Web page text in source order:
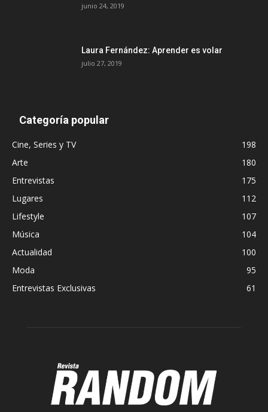
junio 24, 2019
Laura Fernández: Aprender es volar
julio 27, 2019
Categoría popular
Cine, Series y TV
198
Arte
180
Entrevistas
175
Lugares
112
Lifestyle
107
Música
104
Actualidad
100
Moda
95
Entrevistas Exclusivas
61